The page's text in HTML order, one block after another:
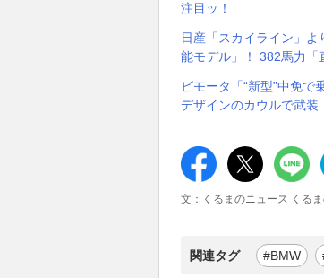
注目ッ！
日産「スカイライン」よ
能モデル」！ 382馬力
ビモータ「“新型”中免
デザインのカウルで武装
文：くるまのニュース くる
関連タグ #BMW